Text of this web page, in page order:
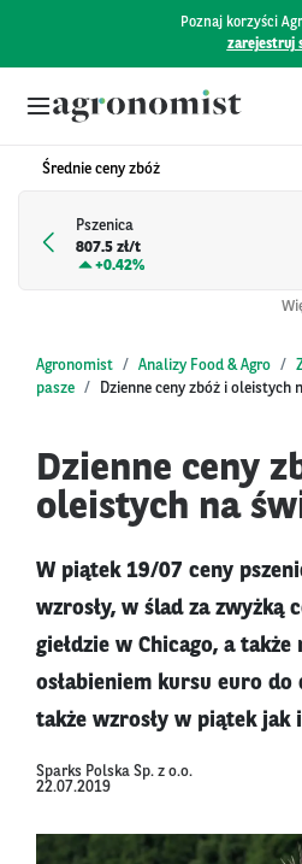
Poznaj korzyści
zarejestruj
Średnie ceny zbóż
Pszenica
807.5 zł/t
+0.42%
Agronomist Analizy Food & Agro
pasze
Dzienne ceny zbóż i oleistych
Dzienne ceny
oleistych na
W piątek 19/07 ceny
wzrosły, w ślad za zwyżką
giełdzie w Chicago, a
osłabieniem kursu euro do
także wzrosły w piątek jak
Sparks Polska Sp. z o.o.
22.07.2019